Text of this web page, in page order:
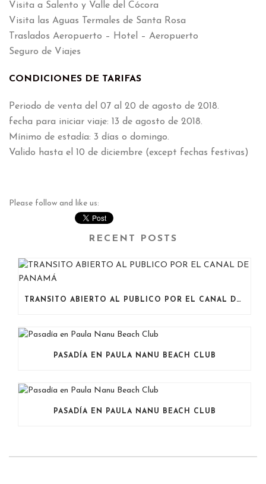
Visita a Salento y Valle del Cócora
Visita las Aguas Termales de Santa Rosa
Traslados Aeropuerto – Hotel – Aeropuerto
Seguro de Viajes
CONDICIONES DE TARIFAS
Periodo de venta del 07 al 20 de agosto de 2018.
fecha para iniciar viaje: 13 de agosto de 2018.
Mínimo de estadía: 3 días o domingo.
Valido hasta el 10 de diciembre (except fechas festivas)
Please follow and like us:
RECENT POSTS
TRANSITO ABIERTO AL PUBLICO POR EL CANAL DE PANAMÁ
PASADÍA EN PAULA NANU BEACH CLUB
PASADÍA EN PAULA NANU BEACH CLUB